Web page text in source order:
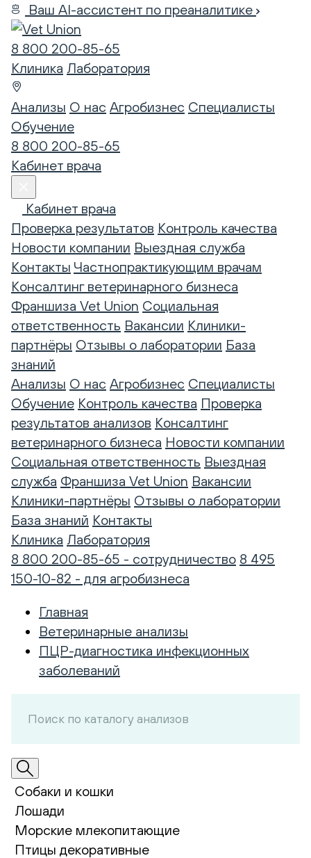
Ваш AI-ассистент по преаналитике
8 800 200-85-65
Клиника Лаборатория
Анализы О нас Агробизнес Специалисты
Обучение
8 800 200-85-65
Кабинет врача
Кабинет врача
Проверка результатов Контроль качества
Новости компании Выездная служба
Контакты Частнопрактикующим врачам
Консалтинг ветеринарного бизнеса
Франшиза Vet Union Социальная
ответственность Вакансии Клиники-
партнёры Отзывы о лаборатории База
знаний
Анализы О нас Агробизнес Специалисты
Обучение Контроль качества Проверка
результатов анализов Консалтинг
ветеринарного бизнеса Новости компании
Социальная ответственность Выездная
служба Франшиза Vet Union Вакансии
Клиники-партнёры Отзывы о лаборатории
База знаний Контакты
Клиника Лаборатория
8 800 200-85-65 - сотрудничество 8 495
150-10-82 - для агробизнеса
Главная
Ветеринарные анализы
ПЦР-диагностика инфекционных
заболеваний
Собаки и кошки
Лошади
Морские млекопитающие
Птицы декоративные